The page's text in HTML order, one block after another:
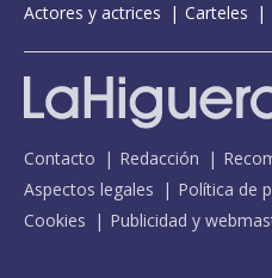
Actores y actrices
Carteles
Contacto Redacción
Aspectos legales
Política de
Cookies
Publicidad y